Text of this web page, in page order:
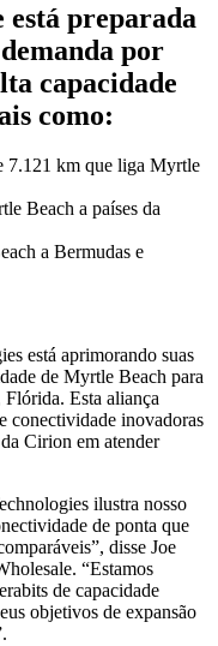
preparada
por
capacidade
como:
7.121 km que liga Myrtle
Beach a países da
a Bermudas e
está aprimorando suas
de Myrtle Beach para
Esta aliança
conectividade inovadoras
Cirion em atender
ilustra nosso
de ponta que
disse Joe
“Estamos
de capacidade
objetivos de expansão